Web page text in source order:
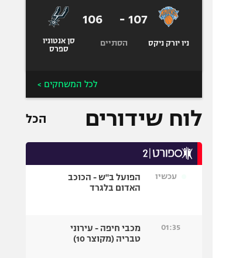
ניו יורק ניקס
107
-
106
הסתיים
סן אנטוניו
ספרס
לכל המשחקים >
לוח שידורים הכל
עכשיו
הפועל ב"ש - הכוכב
האדום בלגרד
01:35
מכבי חיפה - עירוני
טבריה (מקוצר 10)